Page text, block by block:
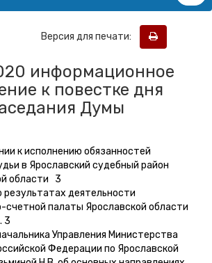
Версия для печати:
информационное
к повестке дня
Думы
к исполнению обязанностей
в Ярославский судебный район
области 3
результатах деятельности
счетной палаты Ярославской области
3
Управления Министерства
Федерации по Ярославской